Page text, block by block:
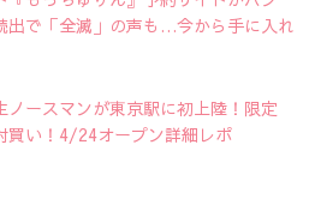
出で「全滅」の声も…今から手に入れ
ノースマンが東京駅に初上陸！限定
買い！4/24オープン詳細レポ